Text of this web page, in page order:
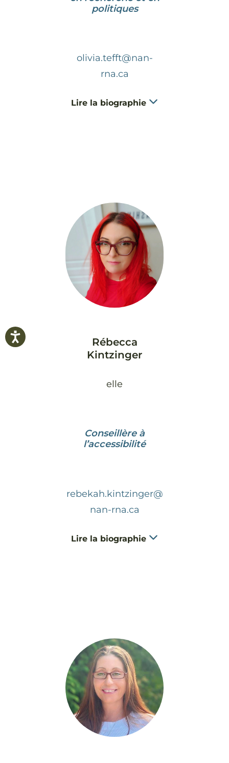
politiques
olivia.tefft@nan-
rna.ca
Lire la biographie
Rébecca
Kintzinger
elle
Conseillère à
l’accessibilité
rebekah.kintzinger@
nan-rna.ca
Lire la biographie